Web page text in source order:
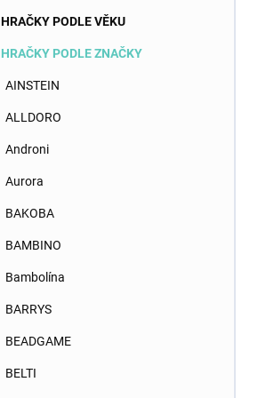
HRAČKY PODLE VĚKU
HRAČKY PODLE ZNAČKY
AINSTEIN
ALLDORO
Androni
Aurora
BAKOBA
BAMBINO
Bambolína
BARRYS
BEADGAME
BELTI